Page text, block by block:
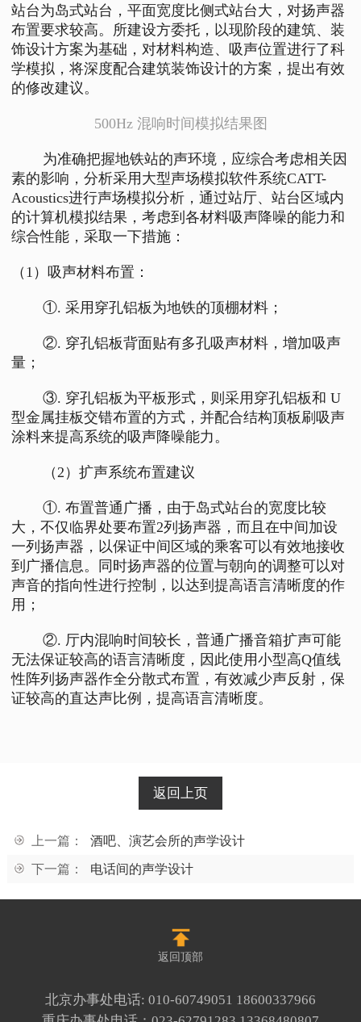
站台为岛式站台，平面宽度比侧式站台大，对扬声器
布置要求较高。所建设方委托，以现阶段的建筑、装
饰设计方案为基础，对材料构造、吸声位置进行了科
学模拟，将深度配合建筑装饰设计的方案，提出有效
的修改建议。
500Hz 混响时间模拟结果图
为准确把握地铁站的声环境，应综合考虑相关因
素的影响，分析采用大型声场模拟软件系统CATT-
Acoustics进行声场模拟分析，通过站厅、站台区域内
的计算机模拟结果，考虑到各材料吸声降噪的能力和
综合性能，采取一下措施：
（1）吸声材料布置：
①. 采用穿孔铝板为地铁的顶棚材料；
②. 穿孔铝板背面贴有多孔吸声材料，增加吸声
量；
③. 穿孔铝板为平板形式，则采用穿孔铝板和 U
型金属挂板交错布置的方式，并配合结构顶板刷吸声
涂料来提高系统的吸声降噪能力。
（2）扩声系统布置建议
①. 布置普通广播，由于岛式站台的宽度比较
大，不仅临界处要布置2列扬声器，而且在中间加设
一列扬声器，以保证中间区域的乘客可以有效地接收
到广播信息。同时扬声器的位置与朝向的调整可以对
声音的指向性进行控制，以达到提高语言清晰度的作
用；
②. 厅内混响时间较长，普通广播音箱扩声可能
无法保证较高的语言清晰度，因此使用小型高Q值线
性阵列扬声器作全分散式布置，有效减少声反射，保
证较高的直达声比例，提高语言清晰度。
返回上页
上一篇： 酒吧、演艺会所的声学设计
下一篇： 电话间的声学设计
返回顶部
北京办事处电话: 010-60749051 18600337966